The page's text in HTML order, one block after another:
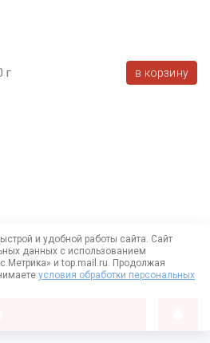
г в корзину
и удобной работы сайта. Сайт
данных с использованием
и top.mail.ru. Продолжая
условия обработки персональных